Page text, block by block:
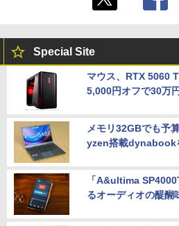
Special Site
マウス、RTX 5060
5,000円オフで30万
メモリ32GBでも予
yzen搭載dynabook
「A&ultima
るオーディオの醍醐